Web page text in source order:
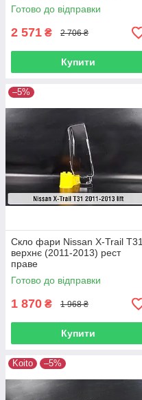
Готово до відправки
2 571 ₴ 2 706 ₴
Купити
–5%
Скло фари Nissan X-Trail T31
верхнє (2011-2013) рест
праве
Готово до відправки
1 870 ₴ 1 968 ₴
Купити
Koito –5%